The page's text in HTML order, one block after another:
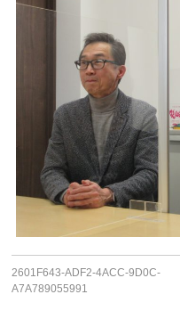
2601F643-ADF2-4ACC-9D0C-
A7A789055991